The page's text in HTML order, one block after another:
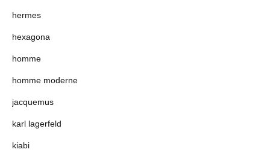
hermes
hexagona
homme
homme moderne
jacquemus
karl lagerfeld
kiabi